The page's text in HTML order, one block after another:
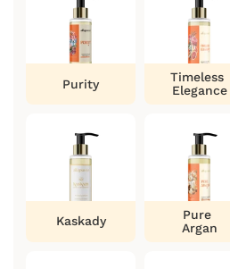
Purity
Timeless
Elegance
Kaskady
Pure
Argan